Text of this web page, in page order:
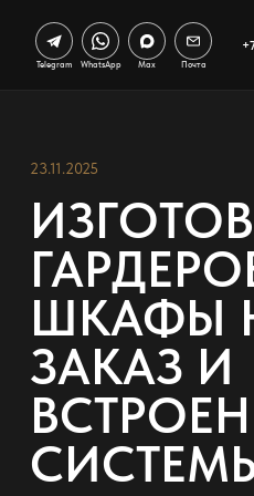
Telegram WhatsApp Max Почта
23.11.2025
ШКАФЫ
ЗАКАЗ И